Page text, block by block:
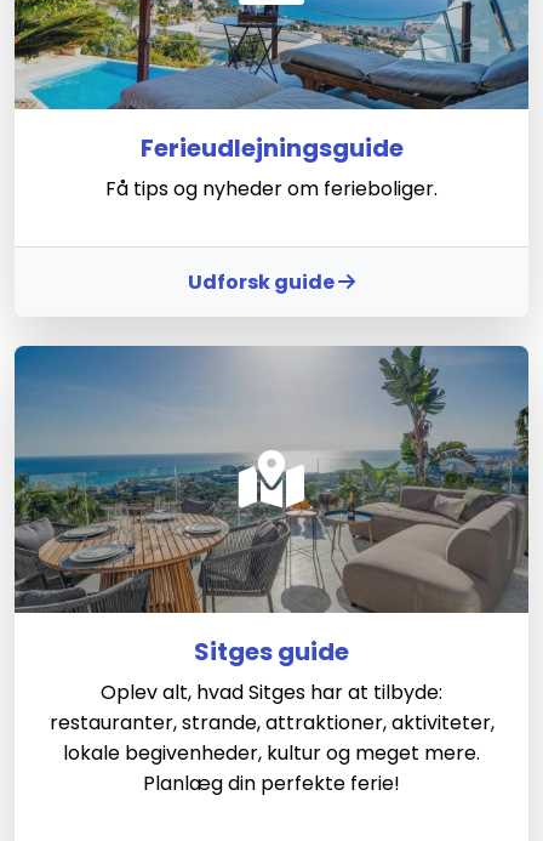
Ferieudlejningsguide
Få tips og nyheder om ferieboliger.
Udforsk guide
Sitges guide
Oplev alt, hvad Sitges har at tilbyde:
restauranter, strande, attraktioner, aktiviteter,
lokale begivenheder, kultur og meget mere.
Planlæg din perfekte ferie!